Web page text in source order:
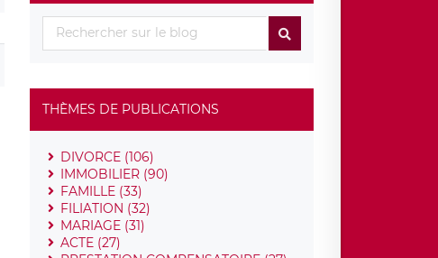
THÈMES DE PUBLICATIONS
DIVORCE (106)
IMMOBILIER (90)
FAMILLE (33)
FILIATION (32)
MARIAGE (31)
ACTE (27)